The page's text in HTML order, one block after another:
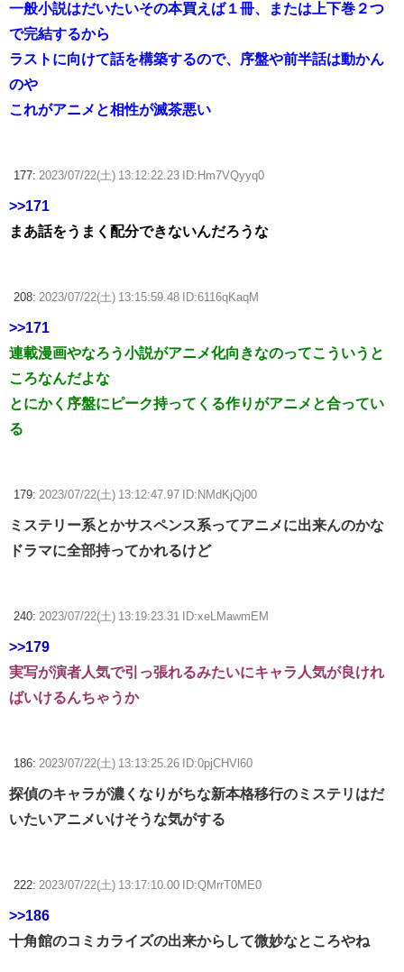
一般小説はだいたいその本買えば１冊、または上下巻２つ
で完結するから
ラストに向けて話を構築するので、序盤や前半話は動かん
のや
これがアニメと相性が滅茶悪い
177: 2023/07/22(土) 13:12:22.23 ID:Hm7VQyyq0
>>171
まあ話をうまく配分できないんだろうな
208: 2023/07/22(土) 13:15:59.48 ID:6116qKaqM
>>171
連載漫画やなろう小説がアニメ化向きなのってこういうと
ころなんだよな
とにかく序盤にピーク持ってくる作りがアニメと合ってい
る
179: 2023/07/22(土) 13:12:47.97 ID:NMdKjQj00
ミステリー系とかサスペンス系ってアニメに出来んのかな
ドラマに全部持ってかれるけど
240: 2023/07/22(土) 13:19:23.31 ID:xeLMawmEM
>>179
実写が演者人気で引っ張れるみたいにキャラ人気が良けれ
ばいけるんちゃうか
186: 2023/07/22(土) 13:13:25.26 ID:0pjCHVl60
探偵のキャラが濃くなりがちな新本格移行のミステリはだ
いたいアニメいけそうな気がする
222: 2023/07/22(土) 13:17:10.00 ID:QMrrT0ME0
>>186
十角館のコミカライズの出来からして微妙なところやね